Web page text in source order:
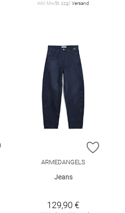
inkl. MwSt. zzgl. Versand
ZUR WUNSCHLISTE HINZUFÜGEN
ZUR
ARMEDANGELS
Jeans
129,90 €